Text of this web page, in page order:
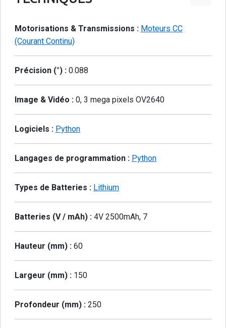
Motorisations & Transmissions : Moteurs CC
(Courant Continu)
Précision (°) : 0.088
Image & Vidéo : 0, 3 mega pixels OV2640
Logiciels : Python
Langages de programmation : Python
Types de Batteries : Lithium
Batteries (V / mAh) : 4V 2500mAh, 7
Hauteur (mm) : 60
Largeur (mm) : 150
Profondeur (mm) : 250